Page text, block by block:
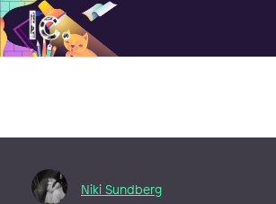
Illustratörcentrum
Niki Sundberg